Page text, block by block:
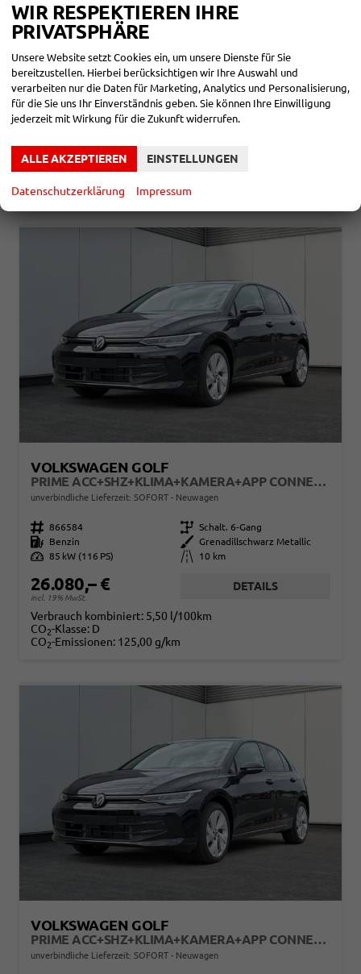
VOLKSWAGEN GOLF
LIFE LED+PDC+VICO+ACC+16'' ALU
unverbindliche Lieferzeit: ca. 6 Monate Neuwagen
Fahrzeugnr. 856449
Schalt. 6-Gang
Kraftstoff Benzin 110 kW (150 PS)
25.790,– €
Verbrauch kombiniert:
5,40 l/100km
CO2-Klasse:D
-Emissionen: 123,00 g/km
VOLKSWAGEN GOLF
PRIME ACC+SHZ+KLIMA+KAMERA+APP CONNECT+LED+17" ALU
unverbindliche Lieferzeit: SOFORT Neuwagen
Fahrzeugnr. 866584 Getriebe Schalt. 6-Gang
Kraftstoff
Benzin Außenfarbe
Grenadillschwarz Metallic
Leistung 85 kW (116 PS) Kilometerstand 10 km
26.080,– €
incl. 19% MwSt.
DETAILS
Verbrauch kombiniert: 5,50 l/100km
CO2-Klasse: D
CO2-Emissionen: 125,00 g/km
VOLKSWAGEN GOLF
PRIME ACC+SHZ+KLIMA+KAMERA+APP CONNECT+LED+17" ALU
unverbindliche Lieferzeit: SOFORT Neuwagen
WIR RESPEKTIEREN IHRE
PRIVATSPHÄRE
Unsere Website setzt Cookies ein, um unsere Dienste für Sie
bereitzustellen. Hierbei berücksichtigen wir Ihre Auswahl und
verarbeiten nur die Daten für Marketing, Analytics und Personalisierung,
für die Sie uns Ihr Einverständnis geben. Sie können Ihre Einwilligung
jederzeit mit Wirkung für die Zukunft widerrufen.
ALLE AKZEPTIEREN EINSTELLUNGEN
Datenschutzerklärung Impressum